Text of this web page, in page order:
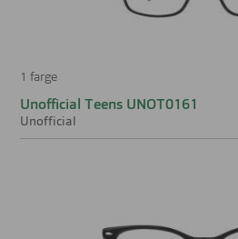
1 farge
Unofficial Teens UNOT0161
Unofficial